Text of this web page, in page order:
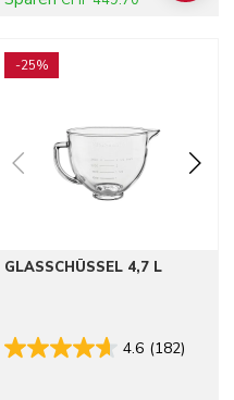
-25%
GLASSCHÜSSEL 4,7 L
4.6 (182)